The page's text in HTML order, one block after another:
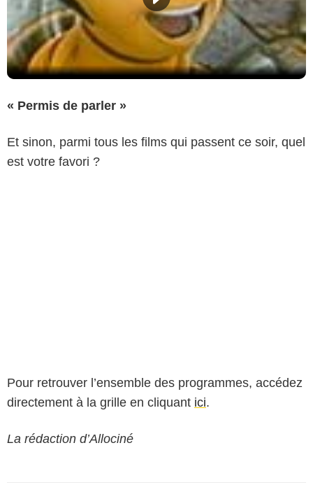
« Permis de parler »
Et sinon, parmi tous les films qui passent ce soir, quel
est votre favori ?
Pour retrouver l’ensemble des programmes, accédez
directement à la grille en cliquant ici.
La rédaction d’Allociné